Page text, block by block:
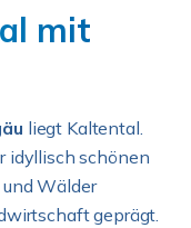
mit
liegt Kaltental.
idyllisch schönen
Wälder
geprägt.